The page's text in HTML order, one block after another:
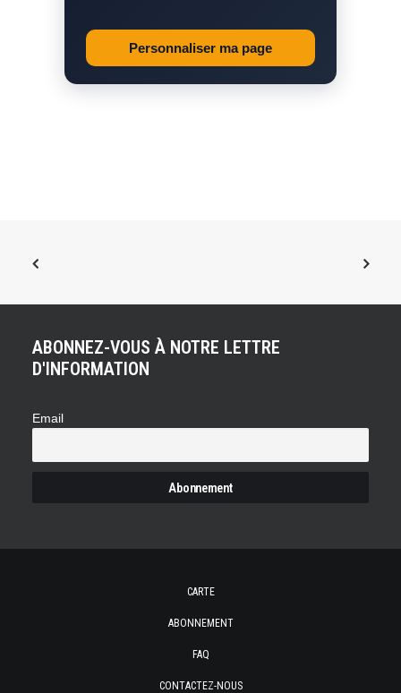
Personnaliser ma page
ABONNEZ-VOUS À NOTRE LETTRE
D'INFORMATION
Email
CARTE
ABONNEMENT
FAQ
CONTACTEZ-NOUS